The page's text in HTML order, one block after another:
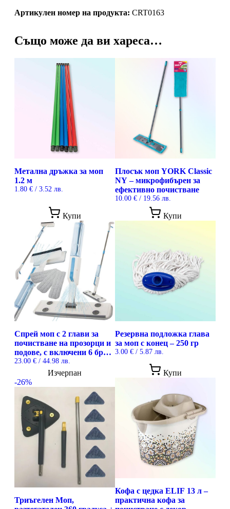
Артикулен номер на продукта: CRT0163
Също може да ви хареса…
Метална дръжка за моп
1.2 м
1.80 € / 3.52 лв.
Купи
Плосък моп YORK Classic
NY – микрофибърен за
ефективно почистване
10.00 € / 19.56 лв.
Купи
Спрей моп с 2 глави за
почистване на прозорци и
подове, с включени 6 броя
микрофибърни подложки
23.00 € / 44.98 лв.
Изчерпан
Резервна подложка глава
за моп с конец – 250 гр
3.00 € / 5.87 лв.
Купи
-26%
Триъгелен Моп,
Кофа с цедка ELIF 13 л –
практична кофа за